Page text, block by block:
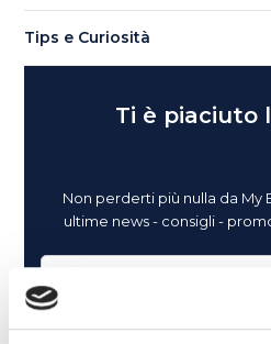
Tips e Curiosità
Ti è piaciuto
Non perderti più nulla da My
ultime news - consigli -